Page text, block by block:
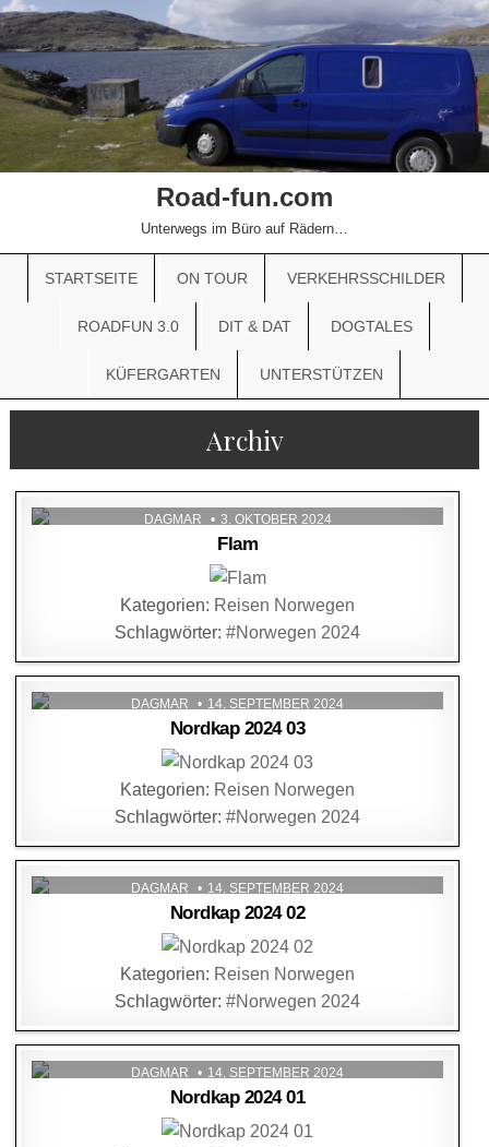
Road-fun.com
Unterwegs im Büro auf Rädern…
STARTSEITE ON TOUR VERKEHRSSCHILDER
ROADFUN 3.0 DIT & DAT DOGTALES
KÜFERGARTEN UNTERSTÜTZEN
Archiv
DAGMAR 3. OKTOBER 2024
Flam
Kategorien: Reisen Norwegen
Schlagwörter: #Norwegen 2024
DAGMAR 14. SEPTEMBER 2024
Nordkap 2024 03
Kategorien: Reisen Norwegen
Schlagwörter: #Norwegen 2024
DAGMAR 14. SEPTEMBER 2024
Nordkap 2024 02
Kategorien: Reisen Norwegen
Schlagwörter: #Norwegen 2024
DAGMAR 14. SEPTEMBER 2024
Nordkap 2024 01